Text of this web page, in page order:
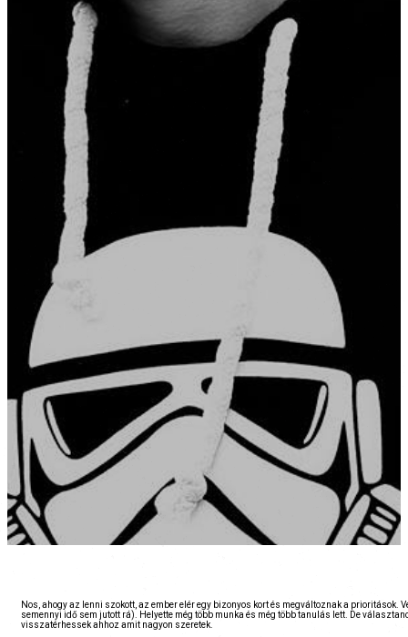
Nos, ahogy az lenni szokott, az ember elér egy bizonyos kort és megváltoznak a
semennyi idő sem jutott rá). Helyette még több munka és még több tanulás lett. De
visszatérhessek ahhoz amit nagyon szeretek.